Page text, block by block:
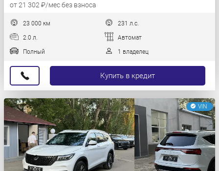
от 21 302 ₽/мес без взноса
23 000 км 231 л.с.
2.0 л. Автомат
Полный 1 владелец
Купить в кредит
VIN